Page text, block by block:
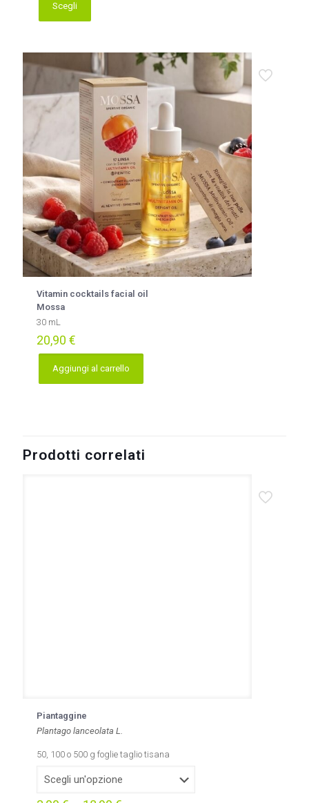
Scegli
Questo
prodotto
più
varianti.
opzioni
possono
essere
pagina
del
prodotto
Vitamin cocktails facial oil
Mossa
30 mL
20,90 €
Aggiungi al carrello
Prodotti correlati
Piantaggine
Plantago lanceolata L.
50, 100 o 500 g foglie taglio tisana